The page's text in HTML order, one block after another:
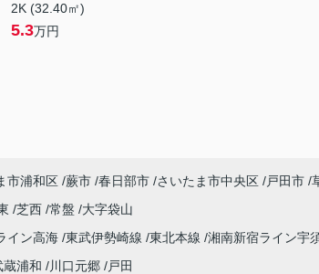
2K (32.40㎡)
5.3万円
市浦和区 蕨市 春日部市 さいたま市中央区 戸田市
芝西 常盤
大字袋山
イン高海 東武伊勢崎線 東北本線 湘南新宿ライン宇
蔵浦和 川口元郷 戸田